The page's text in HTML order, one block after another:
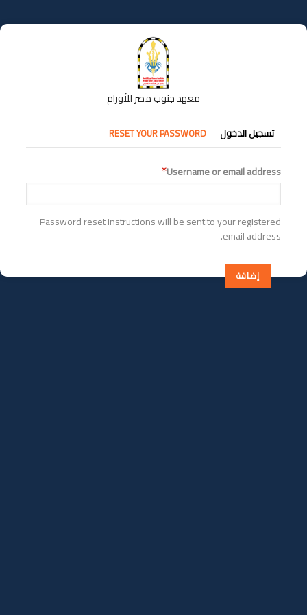
إلى
المحتوى
معهد جنوب مصر للأورام
التبويبات
الأساسية
تسجيل الدخول RESET YOUR PASSWORD
Username or email address
Password reset instructions will be sent to your registered
email address.